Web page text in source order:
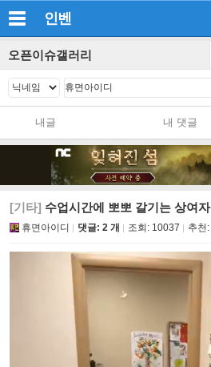
인벤
오픈이슈갤러리
내글 내 댓글
[기타] 수업시간에 뽀뽀 갈기는 상여자
휴면아이디 댓글: 2 개 조회: 10037 추천: